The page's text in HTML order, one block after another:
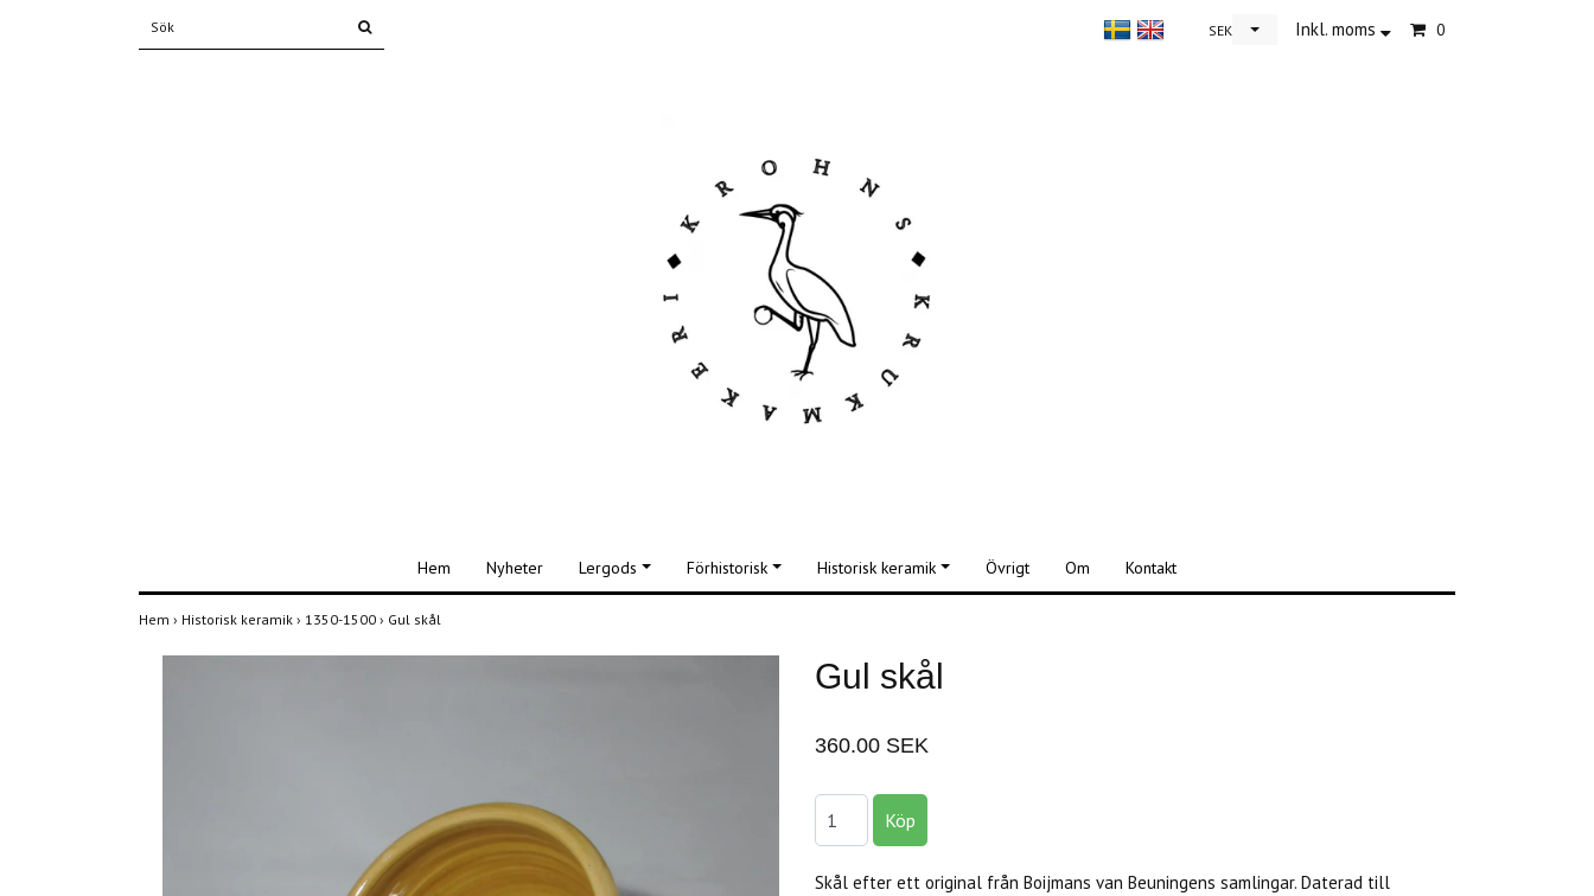
SEK Inkl. moms 0
Hem Nyheter Lergods Förhistorisk Historisk keramik Övrigt Om Kontakt
Hem › Historisk keramik › 1350-1500 › Gul skål
Gul skål
360.00 SEK
Skål efter ett original från Boijmans van Beuningens samlingar. Daterad till